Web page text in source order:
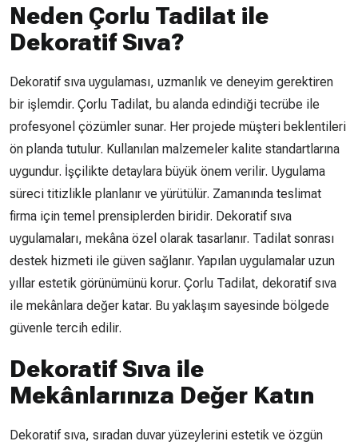
Neden Çorlu Tadilat ile
Dekoratif Sıva?
Dekoratif sıva uygulaması, uzmanlık ve deneyim gerektiren
bir işlemdir. Çorlu Tadilat, bu alanda edindiği tecrübe ile
profesyonel çözümler sunar. Her projede müşteri beklentileri
ön planda tutulur. Kullanılan malzemeler kalite standartlarına
uygundur. İşçilikte detaylara büyük önem verilir. Uygulama
süreci titizlikle planlanır ve yürütülür. Zamanında teslimat
firma için temel prensiplerden biridir. Dekoratif sıva
uygulamaları, mekâna özel olarak tasarlanır. Tadilat sonrası
destek hizmeti ile güven sağlanır. Yapılan uygulamalar uzun
yıllar estetik görünümünü korur. Çorlu Tadilat, dekoratif sıva
ile mekânlara değer katar. Bu yaklaşım sayesinde bölgede
güvenle tercih edilir.
Dekoratif Sıva ile
Mekânlarınıza Değer Katın
Dekoratif sıva, sıradan duvar yüzeylerini estetik ve özgün